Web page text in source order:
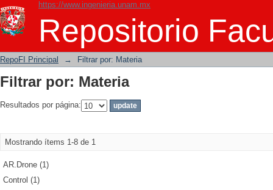
https://www.ingenieria.unam.mx
Repositorio
Filtrar por: Materia
RepoFI Principal → Filtrar por: Materia
Filtrar por: Materia
Resultados por página:
Mostrando ítems 1-8 de 1
AR.Drone (1)
Control (1)